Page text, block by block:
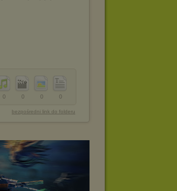
0
0
0
0
bezpośredni link do folderu